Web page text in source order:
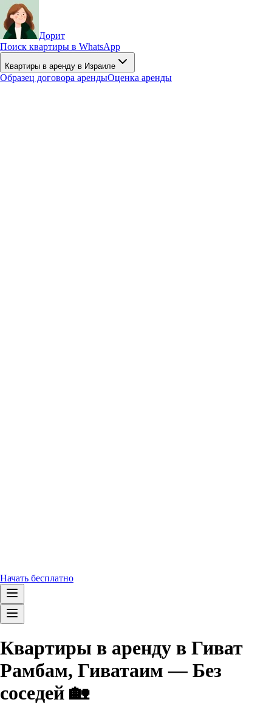
Дорит
Поиск квартиры в WhatsApp
Квартиры в аренду в Израиле
Образец договора арендыОценка аренды
Начать бесплатно
Квартиры в аренду в Гиват
Рамбам, Гиватаим — Без
соседей 🏡